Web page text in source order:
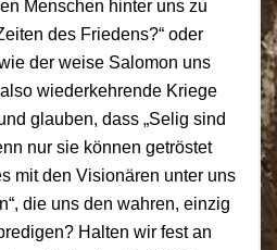
Menschen hinter uns zu
des Friedens?“ oder
der weise Salomon uns
wiederkehrende Kriege
glauben, dass „Selig sind
nur sie können getröstet
mit den Visionären unter uns
die uns den wahren, einzig
Halten wir fest an